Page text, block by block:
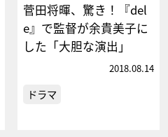
菅田将暉、驚き！『del
e』で監督が余貴美子に
した「大胆な演出」
2018.08.14
ドラマ